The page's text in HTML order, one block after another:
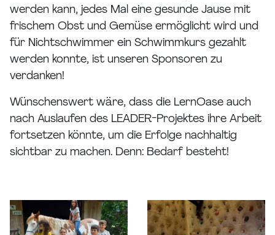
werden kann, jedes Mal eine gesunde Jause mit
frischem Obst und Gemüse ermöglicht wird und
für Nichtschwimmer ein Schwimmkurs gezahlt
werden konnte, ist unseren Sponsoren zu
verdanken!
Wünschenswert wäre, dass die LernOase auch
nach Auslaufen des LEADER-Projektes ihre Arbeit
fortsetzen könnte, um die Erfolge nachhaltig
sichtbar zu machen. Denn: Bedarf besteht!